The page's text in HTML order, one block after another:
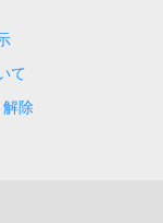
て
除